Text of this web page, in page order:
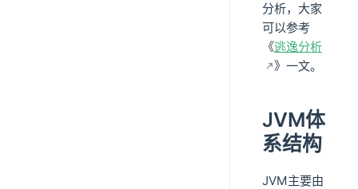
分析，大家
可以参考
《逃逸分析
》一文。
JVM体
系结构
JVM主要由